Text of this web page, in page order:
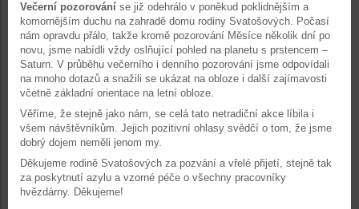
Večerní pozorování se již odehrálo v poněkud poklidnějším a
komornějším duchu na zahradě domu rodiny Svatošových. Počasí
nám opravdu přálo, takže kromě pozorování Měsíce několik dní po
novu, jsme nabídli vždy oslňující pohled na planetu s prstencem –
Saturn. V průběhu večerního i denního pozorování jsme odpovídali
na mnoho dotazů a snažili se ukázat na obloze i další zajímavosti
včetně základní orientace na letní obloze.
Věříme, že stejně jako nám, se celá tato netradiční akce líbila i
všem návštěvníkům. Jejich pozitivní ohlasy svědčí o tom, že jsme
dobrý dojem neměli jenom my.
Děkujeme rodině Svatošových za pozvání a vřelé přijetí, stejně tak
za poskytnutí azylu a vzorné péče o všechny pracovníky
hvězdárny. Děkujeme!